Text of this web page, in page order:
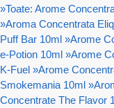
»Toate: Arome
»Aroma Concentrata
Puff Bar 10ml »Arome
e-Potion 10ml »Arome
K-Fuel »Arome
Smokemania 10ml »
Concentrate The Flavor